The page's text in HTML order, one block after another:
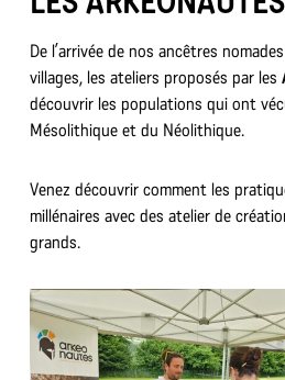
De l’arrivée de nos ancêtres
villages, les ateliers proposés par les
découvrir les populations qui ont
Mésolithique et du Néolithique.
Venez découvrir comment les
millénaires avec des atelier de
grands.